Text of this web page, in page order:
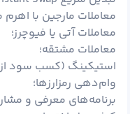
معاملات مارجین با اهرم
معاملات آتی یا فیوچرز؛
معاملات مشتقه؛
استیکینگ (کسب سود از
وام‌دهی رمزارزها؛
برنامه‌های معرفی و